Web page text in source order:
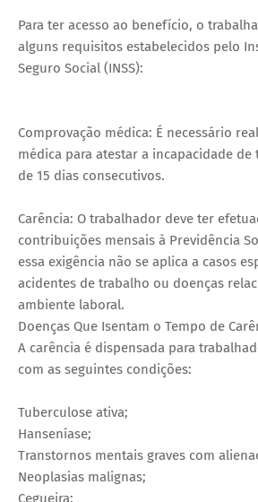
Para ter acesso ao benefício, o
alguns requisitos estabelecidos pelo
Seguro Social (INSS):
Comprovação médica: É necessário
médica para atestar a incapacidade
de 15 dias consecutivos.
Carência: O trabalhador deve ter
contribuições mensais à Previdência
essa exigência não se aplica a casos
acidentes de trabalho ou doenças
ambiente laboral.
Doenças Que Isentam o Tempo de
A carência é dispensada para
com as seguintes condições:
Tuberculose ativa;
Hanseníase;
Transtornos mentais graves com
Neoplasias malignas;
Cegueira;